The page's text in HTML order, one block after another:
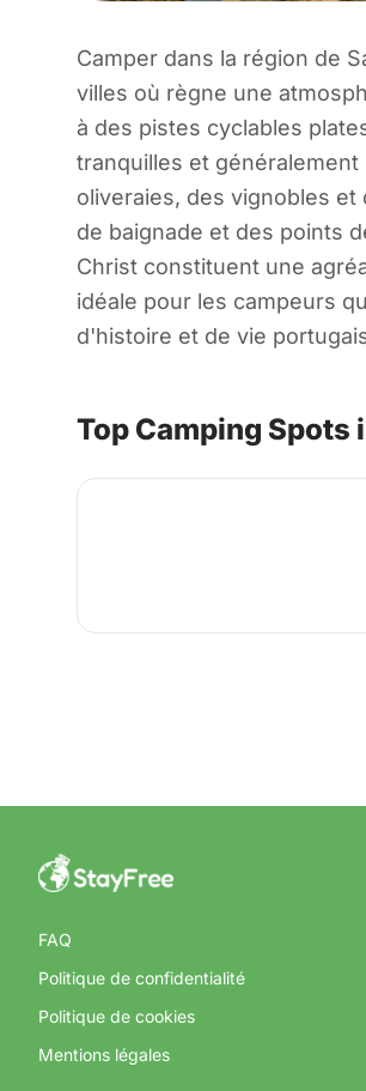
Camper dans la région de
villes où règne une
à des pistes cyclables
tranquilles et
oliveraies, des vignobles et
de baignade et des points
Christ constituent une
idéale pour les campeurs
d'histoire et de vie
Top Camping Spots
FAQ
Politique de confidentialité
Politique de cookies
Mentions légales